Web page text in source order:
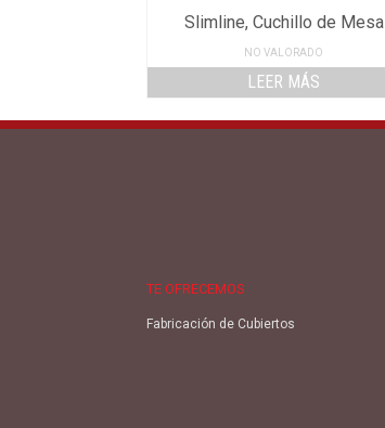
Slimline, Cuchillo de Mesa
NO VALORADO
LEER MÁS
TE OFRECEMOS
Fabricación de Cubiertos